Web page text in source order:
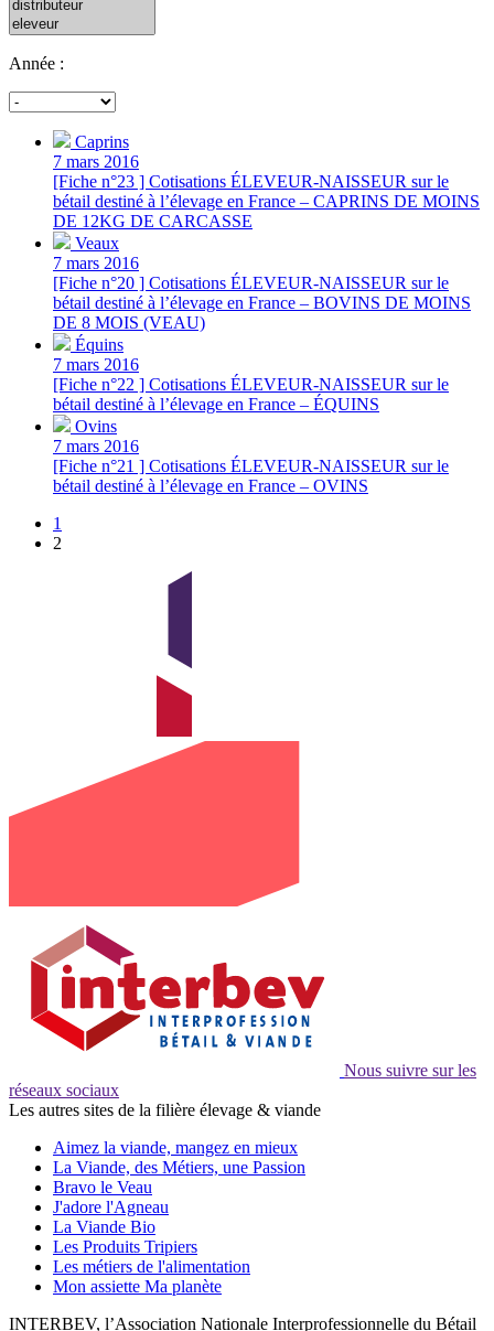
Année :
Caprins
7 mars 2016
[Fiche n°23 ] Cotisations ÉLEVEUR-NAISSEUR sur le
bétail destiné à l’élevage en France – CAPRINS DE MOINS
DE 12KG DE CARCASSE
Veaux
7 mars 2016
[Fiche n°20 ] Cotisations ÉLEVEUR-NAISSEUR sur le
bétail destiné à l’élevage en France – BOVINS DE MOINS
DE 8 MOIS (VEAU)
Équins
7 mars 2016
[Fiche n°22 ] Cotisations ÉLEVEUR-NAISSEUR sur le
bétail destiné à l’élevage en France – ÉQUINS
Ovins
7 mars 2016
[Fiche n°21 ] Cotisations ÉLEVEUR-NAISSEUR sur le
bétail destiné à l’élevage en France – OVINS
1
2
Nous suivre sur les
réseaux sociaux
Les autres sites de la filière élevage & viande
Aimez la viande, mangez en mieux
La Viande, des Métiers, une Passion
Bravo le Veau
J'adore l'Agneau
La Viande Bio
Les Produits Tripiers
Les métiers de l'alimentation
Mon assiette Ma planète
INTERBEV, l’Association Nationale Interprofessionnelle du Bétail